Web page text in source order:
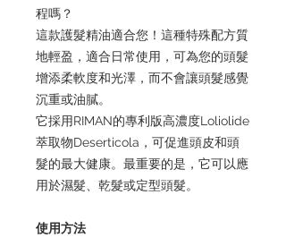
程嗎？
這款護髮精油適合您！這種特殊配方質
地輕盈，適合日常使用，可為您的頭髮
增添柔軟度和光澤，而不會讓頭髮感覺
沉重或油膩。
它採用RIMAN的專利版高濃度Loliolide
萃取物Deserticola，可促進頭皮和頭
髮的最大健康。最重要的是，它可以應
用於濕髮、乾髮或定型頭髮。
使用方法